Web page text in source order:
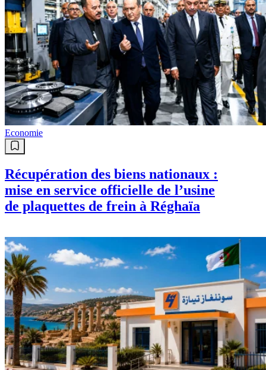
Economie
Récupération des biens nationaux :
mise en service officielle de l’usine
de plaquettes de frein à Réghaïa